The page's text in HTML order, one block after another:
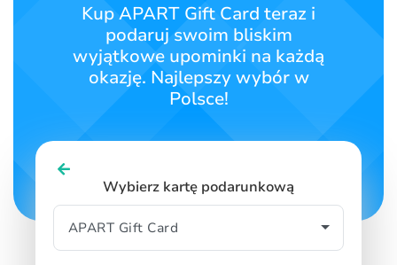
SIGN UP
Kup APART Gift Card teraz i
podaruj swoim bliskim
wyjątkowe upominki na każdą
okazję. Najlepszy wybór w
Polsce!
Wybierz kartę podarunkową